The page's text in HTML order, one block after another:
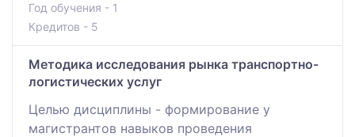
Год обучения - 1
Кредитов - 5
Методика исследования рынка транспортно-
логистических услуг
Целью дисциплины - формирование у
магистрантов навыков проведения